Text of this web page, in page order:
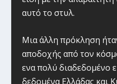
αυτό το στυλ.
Μια άλλη πρόκληση
αποδοχής από τον
ενα πολύ διαδεδομένο
δεδομένα Ελλάδας και